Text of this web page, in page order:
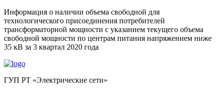
Информация о наличии объема свободной для
технологического присоединения потребителей
трансформаторной мощности с указанием текущего объема
свободной мощности по центрам питания напряжением ниже
35 кВ за 3 квартал 2020 года
ГУП РТ «Электрические сети»